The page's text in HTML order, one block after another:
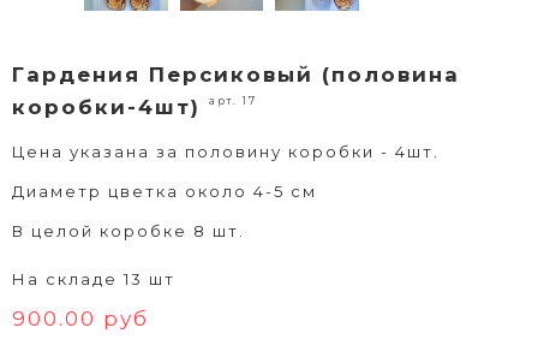
Гардения Персиковый (половина
коробки-4шт)
арт. 17
Цена указана за половину коробки - 4шт.
Диаметр цветка около 4-5 см
В целой коробке 8 шт.
На складе 13 шт
900.00 руб